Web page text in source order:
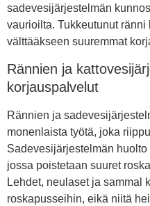
sadevesijärjestelmän
vaurioilta. Tukkeutunut
välttääkseen suuremmat
Rännien ja
korjauspalvelut
Rännien ja
monenlaista työtä, joka
Sadevesijärjestelmän
jossa poistetaan suuret
Lehdet, neulaset ja sammal
roskapusseihin, eikä niitä